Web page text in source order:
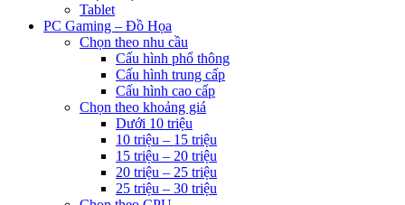
Tablet
PC Gaming – Đồ Họa
Chọn theo nhu cầu
Cấu hình phổ thông
Cấu hình trung cấp
Cấu hình cao cấp
Chọn theo khoảng giá
Dưới 10 triệu
10 triệu – 15 triệu
15 triệu – 20 triệu
20 triệu – 25 triệu
25 triệu – 30 triệu